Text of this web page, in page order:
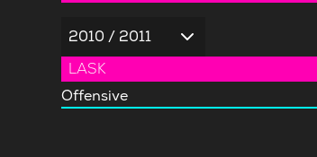
2010 / 2011
LASK
Offensive